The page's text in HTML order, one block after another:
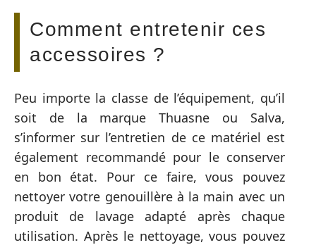
Comment entretenir ces
accessoires ?
Peu importe la classe de l’équipement, qu’il
soit de la marque Thuasne ou Salva,
s’informer sur l’entretien de ce matériel est
également recommandé pour le conserver
en bon état. Pour ce faire, vous pouvez
nettoyer votre genouillère à la main avec un
produit de lavage adapté après chaque
utilisation. Après le nettoyage, vous pouvez